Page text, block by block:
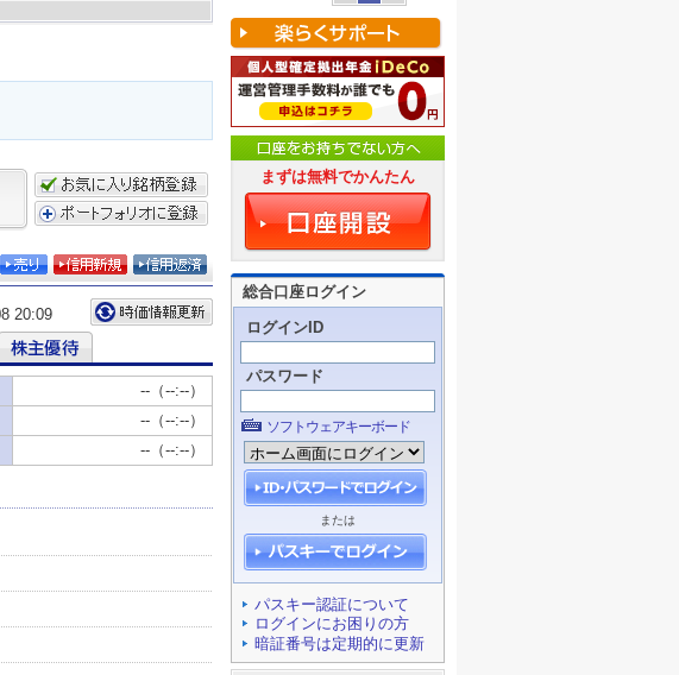
まずは無料でかんたん
総合口座ログイン
ログインID
パスワード
ソフトウェアキーボード
または
パスキー認証について
ログインにお困りの方
暗証番号は定期的に更新